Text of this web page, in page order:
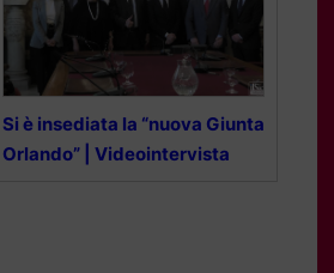
Si è insediata la “nuova Giunta
Orlando” | Videointervista